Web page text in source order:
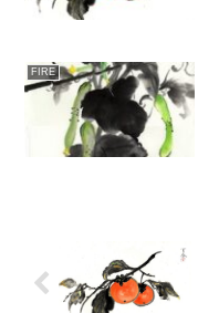
FIRE